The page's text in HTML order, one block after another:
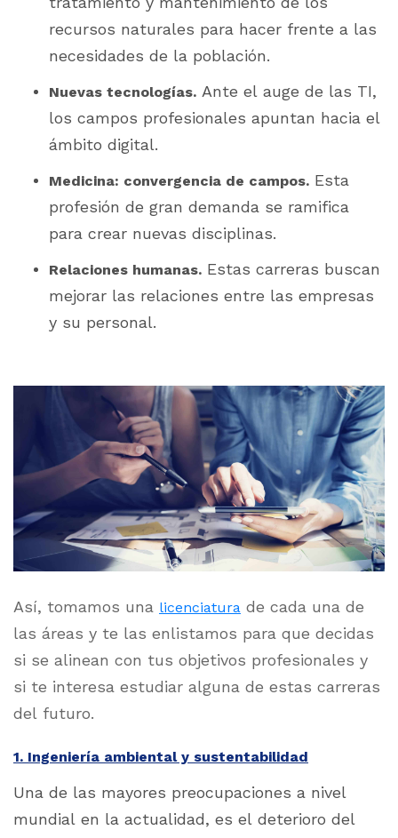
recursos naturales para hacer frente a las
necesidades de la población.
Nuevas tecnologías. Ante el auge de las TI,
los campos profesionales apuntan hacia el
ámbito digital.
Medicina: convergencia de campos. Esta
profesión de gran demanda se ramifica
para crear nuevas disciplinas.
Relaciones humanas. Estas carreras buscan
mejorar las relaciones entre las empresas
y su personal.
Así, tomamos una licenciatura de cada una de
las áreas y te las enlistamos para que decidas
si se alinean con tus objetivos profesionales y
si te interesa estudiar alguna de estas carreras
del futuro.
1. Ingeniería ambiental y sustentabilidad
Una de las mayores preocupaciones a nivel
mundial en la actualidad, es el deterioro del